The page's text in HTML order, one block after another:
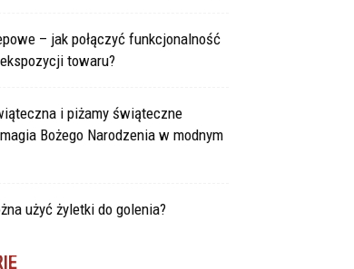
– jak połączyć funkcjonalność
towaru?
i piżamy świąteczne
Bożego Narodzenia w modnym
użyć żyletki do golenia?